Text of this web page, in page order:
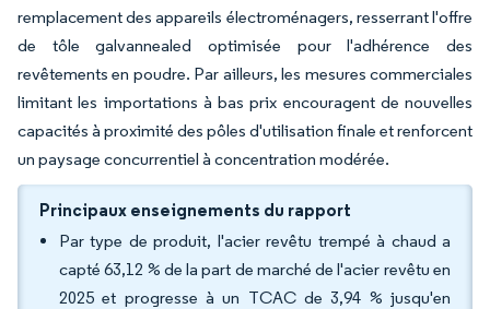
remplacement des appareils électroménagers, resserrant l'offre
de tôle galvannealed optimisée pour l'adhérence des
revêtements en poudre. Par ailleurs, les mesures commerciales
limitant les importations à bas prix encouragent de nouvelles
capacités à proximité des pôles d'utilisation finale et renforcent
un paysage concurrentiel à concentration modérée.
Principaux enseignements du rapport
Par type de produit, l'acier revêtu trempé à chaud a
capté 63,12 % de la part de marché de l'acier revêtu en
2025 et progresse à un TCAC de 3,94 % jusqu'en